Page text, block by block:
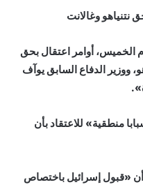
نتنياهو وغالانت
الخميس، أوامر اعتقال بحق
ووزير الدفاع السابق يوآف
منطقية» للاعتقاد بأن
أن «قبول إسرائيل باختصاص